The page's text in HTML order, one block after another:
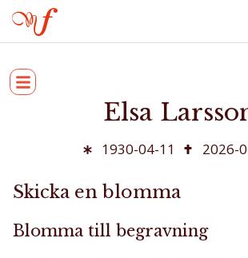
Elsa
1930-04-11 2026-
Skicka en blomma
Blomma till begravning